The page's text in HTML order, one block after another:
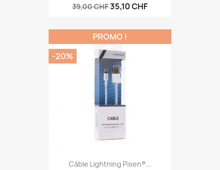
39,00 CHF35,10 CHF
Câble Lightning Pisen®...
PROMO !
-20%